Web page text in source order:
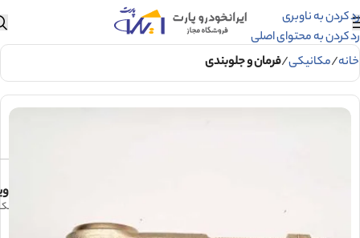
رد کردن به ناوبری
رد کردن به محتوای اصلی
خانه مکانیکی فرمان و جلوبندی
سيبک